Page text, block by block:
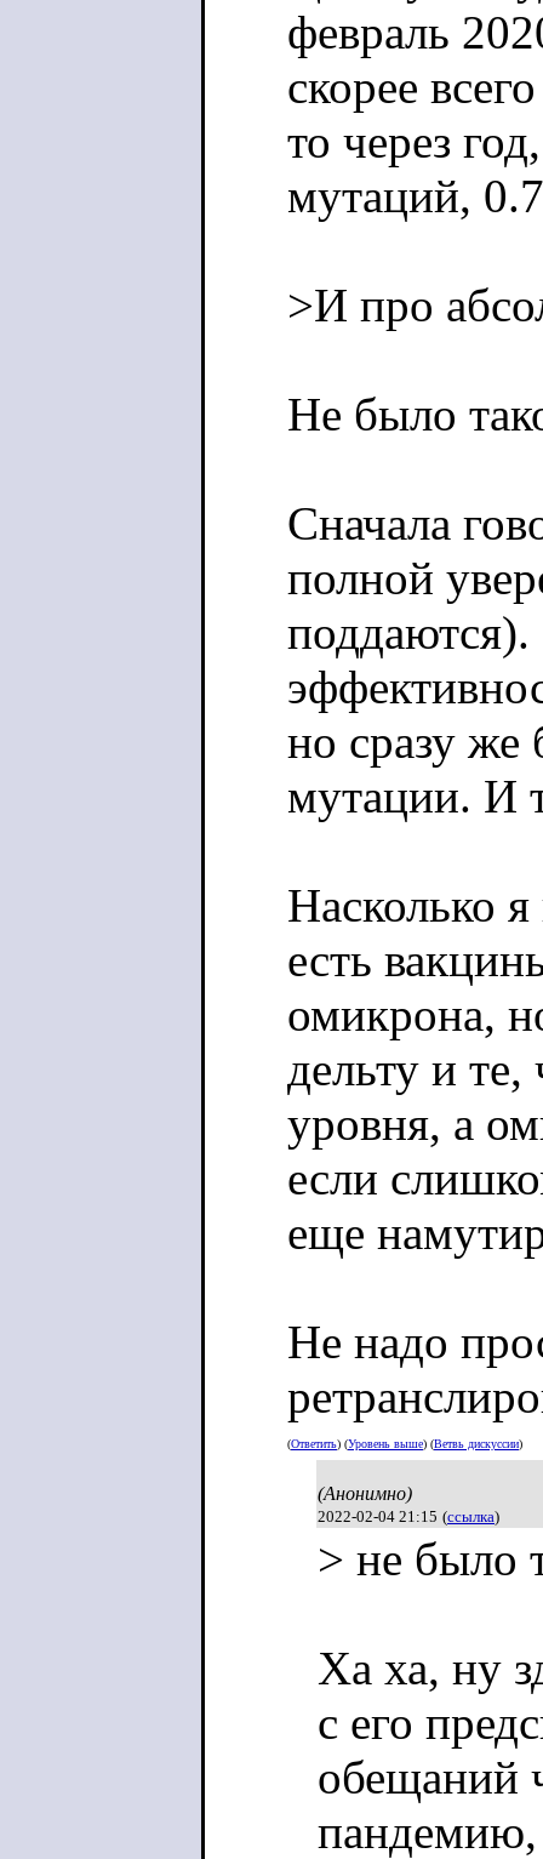
февраль
скорее
то через
мутаций,
>И про
Не было
Сначала
полной
поддаются).
но сразу же
мутации. И
Насколько
есть
омикрона,
дельту и те,
уровня, а
если
еще
Не надо
(Ответить) (Уровень выше) (Ветвь дискуссии)
(Анонимно)
2022-02-04 21:15 (ссылка)
> не было
Ха ха, ну
с его
обещаний
пандемию,